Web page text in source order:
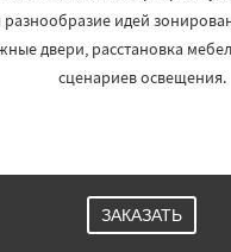
разнообразие идей
двери, расстановка
сценариев освещения.
ЗАКАЗАТЬ